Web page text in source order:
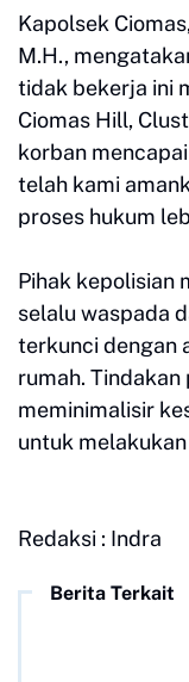
Kapolsek
M.H.,
tidak bekerja ini
Ciomas Hill,
korban
telah kami
proses hukum
Pihak kepolisian
selalu waspada
terkunci dengan
rumah.
meminimalisir
untuk
Redaksi : Indra
Berita Terkait